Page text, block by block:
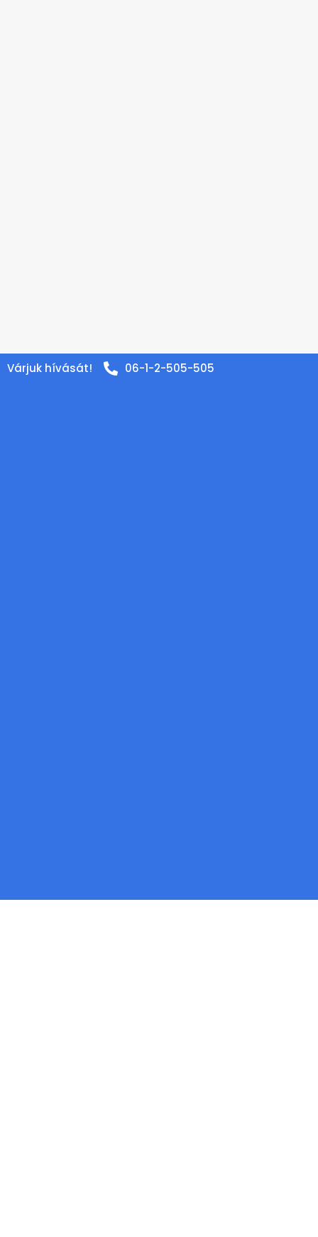
Várjuk hívását! 06-1-2-505-505